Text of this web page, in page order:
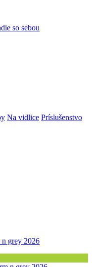
so sebou
Na vidlice Príslušenstvo
grey 2026